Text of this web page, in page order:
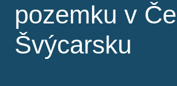
pozemku v
Švýcarsku